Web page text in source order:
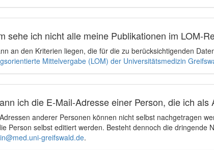
sehe ich nicht alle meine Publikationen im LOM-
an den Kriterien liegen, die für die zu berücksichtigenden
Mittelvergabe (LOM) der Universitätsmedizin
ich die E-Mail-Adresse einer Person, die ich
anderer Personen können nicht selbst nachgetragen
Person selbst editiert werden. Besteht dennoch die
greifswald.de.